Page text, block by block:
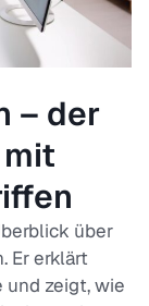
– der
über
Er erklärt
und zeigt, wie